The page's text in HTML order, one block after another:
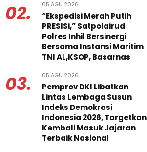
02. 05 AGU 2026
“Ekspedisi Merah Putih
PRESISi,” Satpolairud
Polres Inhil Bersinergi
Bersama Instansi Maritim
TNI AL,KSOP, Basarnas
03. 05 AGU 2026
Pemprov DKI Libatkan
Lintas Lembaga Susun
Indeks Demokrasi
Indonesia 2026, Targetkan
Kembali Masuk Jajaran
Terbaik Nasional